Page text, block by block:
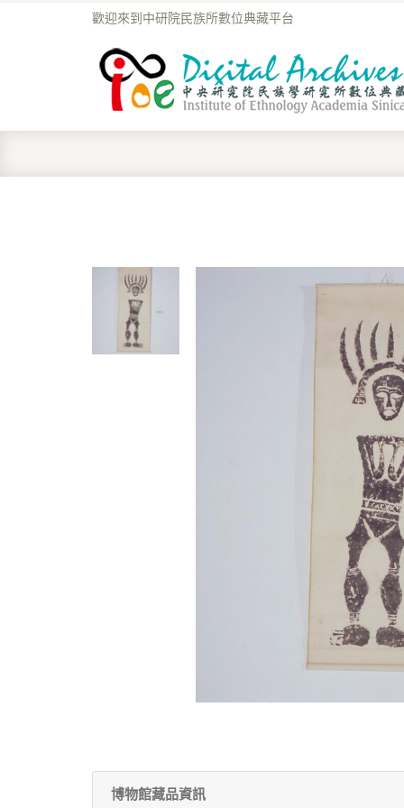
歡迎來到中研院民族所數位典藏平台
博物館藏品資訊